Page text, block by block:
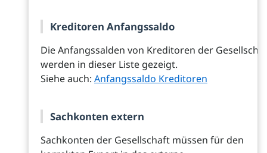
Kreditoren Anfangssaldo
Die Anfangssalden von Kreditoren der
werden in dieser Liste gezeigt.
Siehe auch: Anfangssaldo Kreditoren
Sachkonten extern
Sachkonten der Gesellschaft müssen für den